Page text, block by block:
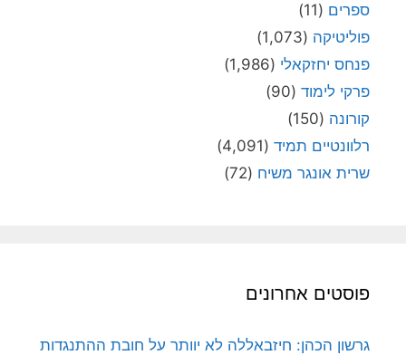
ספרים (11)
פוליטיקה (1,073)
פנחס יחזקאלי (1,986)
פרקי לימוד (90)
קורונה (150)
רלוונטיים תמיד (4,091)
שרית אונגר משיח (72)
פוסטים אחרונים
גרשון הכהן: חיזבאללה לא יוותר על חובת ההתנגדות